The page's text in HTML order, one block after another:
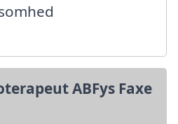
ABFys Faxe